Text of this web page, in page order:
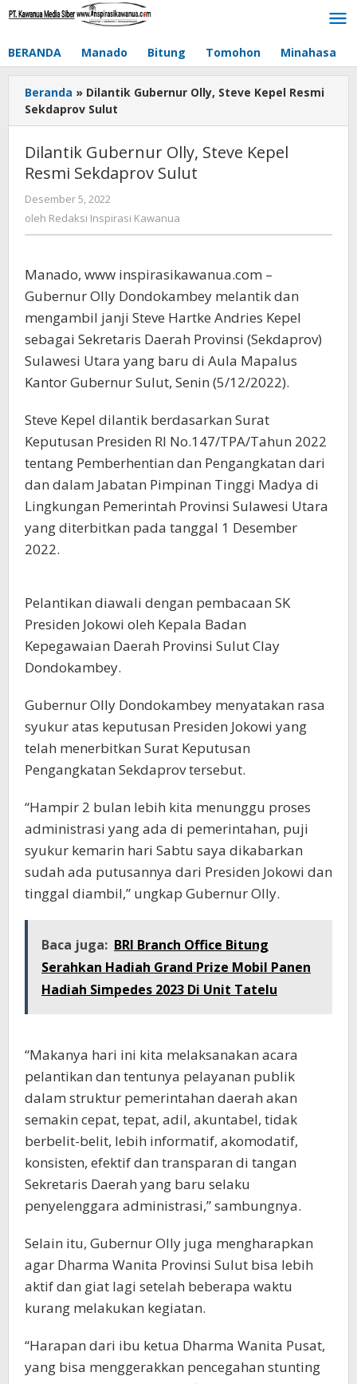
Lewati
BERANDA Manado Bitung Tomohon Minahasa
Beranda » Dilantik Gubernur Olly, Steve Kepel Resmi
Sekdaprov Sulut
Dilantik Gubernur Olly, Steve Kepel
Resmi Sekdaprov Sulut
Desember 5, 2022
Redaksi
oleh Redaksi Inspirasi Kawanua
Manado, www inspirasikawanua.com –
Gubernur Olly Dondokambey melantik dan
mengambil janji Steve Hartke Andries Kepel
sebagai Sekretaris Daerah Provinsi (Sekdaprov)
Sulawesi Utara yang baru di Aula Mapalus
Kantor Gubernur Sulut, Senin (5/12/2022).
Steve Kepel dilantik berdasarkan Surat
Keputusan Presiden RI No.147/TPA/Tahun 2022
tentang Pemberhentian dan Pengangkatan dari
dan dalam Jabatan Pimpinan Tinggi Madya di
Lingkungan Pemerintah Provinsi Sulawesi Utara
yang diterbitkan pada tanggal 1 Desember
2022.
Pelantikan diawali dengan pembacaan SK
Presiden Jokowi oleh Kepala Badan
Kepegawaian Daerah Provinsi Sulut Clay
Dondokambey.
Gubernur Olly Dondokambey menyatakan rasa
syukur atas keputusan Presiden Jokowi yang
telah menerbitkan Surat Keputusan
Pengangkatan Sekdaprov tersebut.
“Hampir 2 bulan lebih kita menunggu proses
administrasi yang ada di pemerintahan, puji
syukur kemarin hari Sabtu saya dikabarkan
sudah ada putusannya dari Presiden Jokowi dan
tinggal diambil,” ungkap Gubernur Olly.
Baca juga: BRI Branch Office Bitung
Serahkan Hadiah Grand Prize Mobil Panen
Hadiah Simpedes 2023 Di Unit Tatelu
“Makanya hari ini kita melaksanakan acara
pelantikan dan tentunya pelayanan publik
dalam struktur pemerintahan daerah akan
semakin cepat, tepat, adil, akuntabel, tidak
berbelit-belit, lebih informatif, akomodatif,
konsisten, efektif dan transparan di tangan
Sekretaris Daerah yang baru selaku
penyelenggara administrasi,” sambungnya.
Selain itu, Gubernur Olly juga mengharapkan
agar Dharma Wanita Provinsi Sulut bisa lebih
aktif dan giat lagi setelah beberapa waktu
kurang melakukan kegiatan.
“Harapan dari ibu ketua Dharma Wanita Pusat,
yang bisa menggerakkan pencegahan stunting